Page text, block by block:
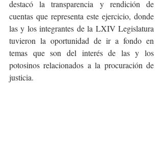
destacó la transparencia y rendición de
cuentas que representa este ejercicio, donde
las y los integrantes de la LXIV Legislatura
tuvieron la oportunidad de ir a fondo en
temas que son del interés de las y los
potosinos relacionados a la procuración de
justicia.